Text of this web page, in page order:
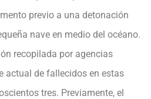
previo a una detonación
nave en medio del océano.
recopilada por agencias
actual de fallecidos en estas
tres. Previamente, el